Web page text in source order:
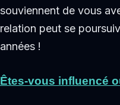
souviennent de vous
relation peut se
années !
Êtes-vous influencé